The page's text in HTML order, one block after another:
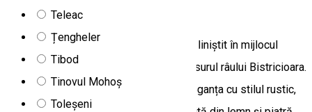
Teleac
Țengheler
Tibod
Tinovul Mohoș
Toleșeni
Casa Anghel
Casa Anghel din Bilbor oferă un refugiu liniștit în mijlocul
naturii, cu aer curat, peisaje de vis și susurul râului Bistricioara.
Construită din lemn și piatră, îmbină eleganța cu stilul rustic,